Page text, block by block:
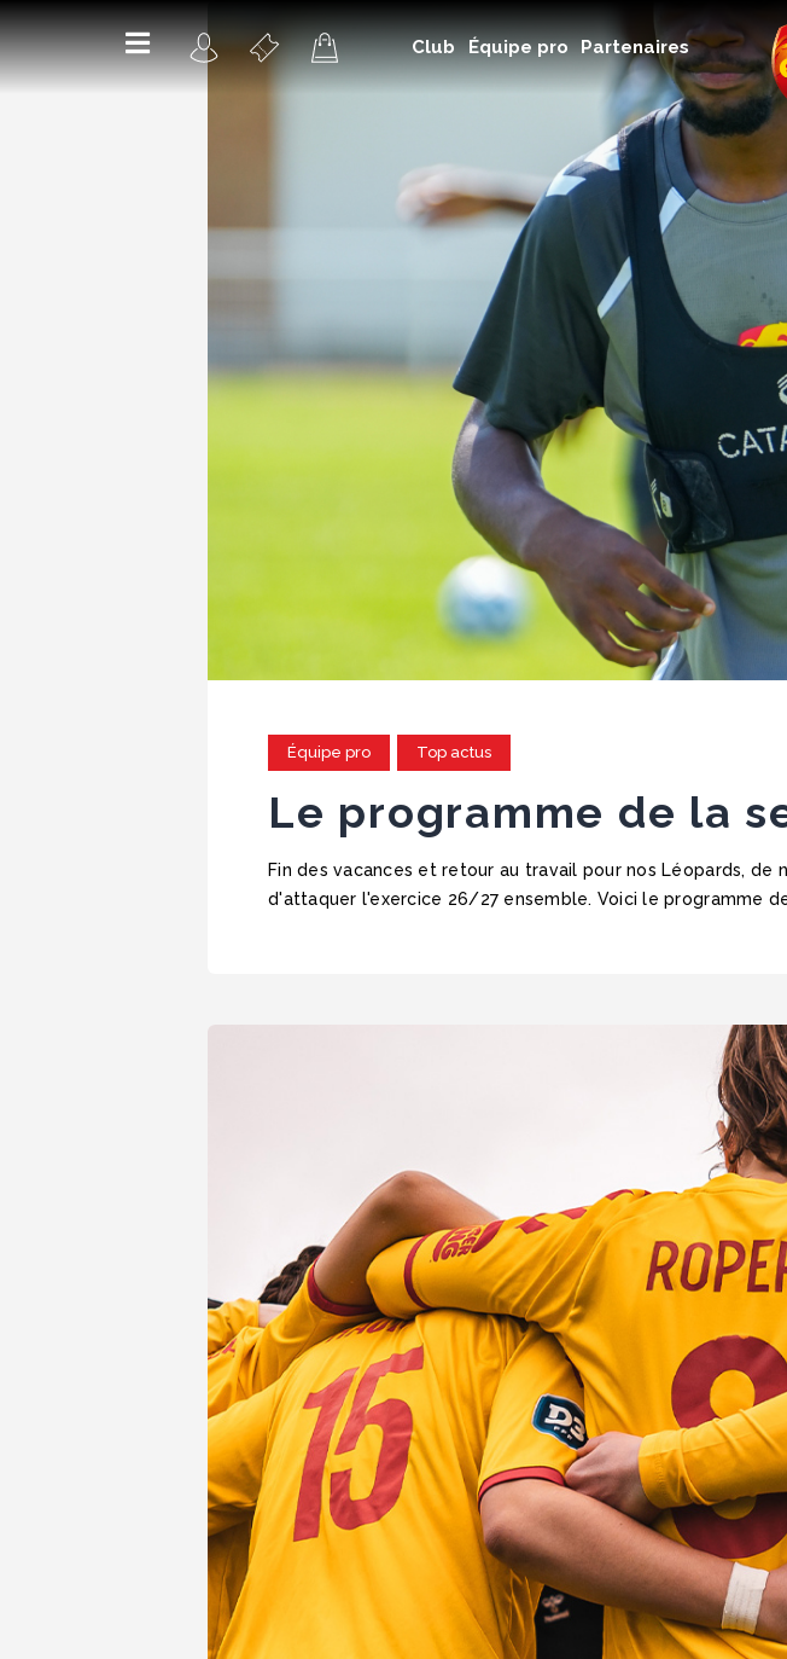
Club Équipe pro Partenaires
Académie
Féminines
Organisme de
RSE
Contact
Équipe pro Top actus
Le programme de la
Fin des vacances et retour au travail pour nos Léopards,
d'attaquer l'exercice 26/27 ensemble. Voici le programme